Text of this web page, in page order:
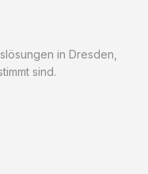
in Dresden,
sind.